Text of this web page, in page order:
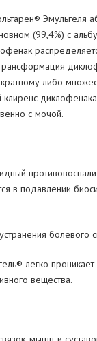
Эмульгеля
(99,4%) с
либо
с мочой.
в подавлении
легко
вещества.